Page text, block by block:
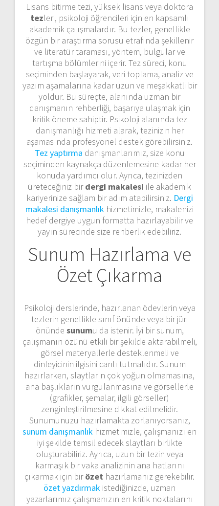
Lisans bitirme tezi, yüksek lisans veya doktora
tezleri, psikoloji öğrencileri için en kapsamlı
akademik çalışmalardır. Bu tezler, genellikle
özgün bir araştırma sorusu etrafında şekillenir
ve literatür taraması, yöntem, bulgular ve
tartışma bölümlerini içerir. Tez süreci, konu
seçiminden başlayarak, veri toplama, analiz ve
yazım aşamalarına kadar uzun ve meşakkatli bir
yoldur. Bu süreçte, alanında uzman bir
danışmanın rehberliği, başarıya ulaşmak için
kritik öneme sahiptir. Psikoloji alanında tez
danışmanlığı hizmeti alarak, tezinizin her
aşamasında profesyonel destek görebilirsiniz.
Tez yaptırma danışmanlarımız, size konu
seçiminden kaynakça düzenlemesine kadar her
konuda yardımcı olur. Ayrıca, tezinizden
üreteceğiniz birdergi makalesi ile akademik
kariyerinize sağlam bir adım atabilirsiniz. Dergi
makalesi danışmanlık hizmetimizle, makalenizi
hedef dergiye uygun formatta hazırlayabilir ve
yayın sürecinde size rehberlik edebiliriz.
Sunum Hazırlama ve
Özet Çıkarma
Psikoloji derslerinde, hazırlanan ödevlerin veya
tezlerin genellikle sınıf önünde veya bir jüri
önünde sunumu da istenir. İyi bir sunum,
çalışmanın özünü etkili bir şekilde aktarabilmeli,
görsel materyallerle desteklenmeli ve
dinleyicinin ilgisini canlı tutmalıdır. Sunum
hazırlarken, slaytların çok yoğun olmamasına,
ana başlıkların vurgulanmasına ve görsellerle
(grafikler, şemalar, ilgili görseller)
zenginleştirilmesine dikkat edilmelidir.
Sunumunuzu hazırlamakta zorlanıyorsanız,
sunum danışmanlık hizmetimizle, çalışmanızı en
iyi şekilde temsil edecek slaytları birlikte
oluşturabiliriz. Ayrıca, uzun bir tezin veya
karmaşık bir vaka analizinin ana hatlarını
çıkarmak için birözet hazırlamanız gerekebilir.
özet yazdırmak istediğinizde, uzman
yazarlarımız çalışmanızın en kritik noktalarını